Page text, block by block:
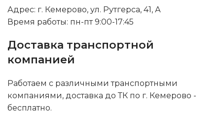
Адрес: г. Кемерово, ул. Рутгерса, 41, А
Время работы: пн-пт 9:00-17:45
Доставка транспортной
компанией
Работаем с различными транспортными
компаниями, доставка до ТК по г. Кемерово -
бесплатно.